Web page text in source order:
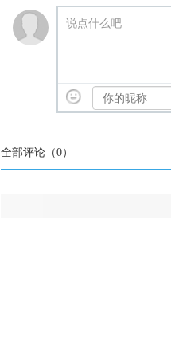
说点什么吧
全部评论（0）